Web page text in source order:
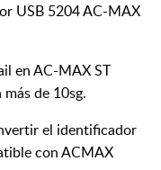
USB 5204 AC-MAX
en AC-MAX ST
de 10sg.
el identificador
con ACMAX